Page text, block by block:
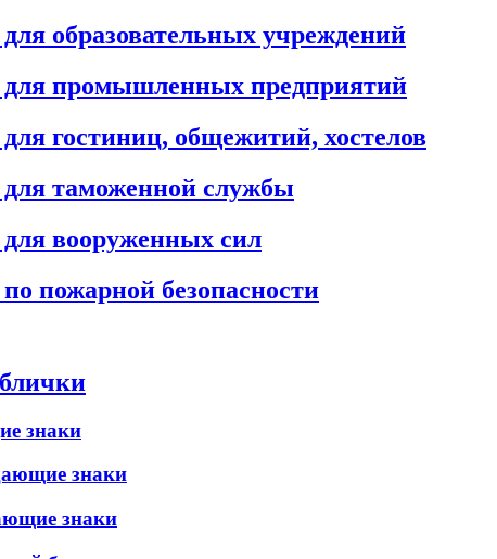
образовательных учреждений
промышленных предприятий
гостиниц, общежитий, хостелов
таможенной службы
вооруженных сил
пожарной безопасности
знаки
знаки
знаки